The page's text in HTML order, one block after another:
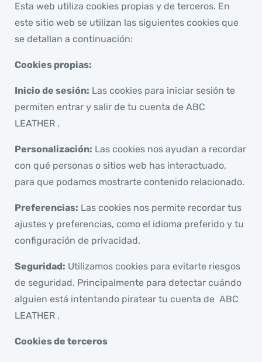
Esta web utiliza cookies propias y de terceros. En
este sitio web se utilizan las siguientes cookies que
se detallan a continuación:
Cookies propias:
Inicio de sesión: Las cookies para iniciar sesión te
permiten entrar y salir de tu cuenta de ABC
LEATHER .
Personalización: Las cookies nos ayudan a recordar
con qué personas o sitios web has interactuado,
para que podamos mostrarte contenido relacionado.
Preferencias: Las cookies nos permite recordar tus
ajustes y preferencias, como el idioma preferido y tu
configuración de privacidad.
Seguridad: Utilizamos cookies para evitarte riesgos
de seguridad. Principalmente para detectar cuándo
alguien está intentando piratear tu cuenta de ABC
LEATHER .
Cookies de terceros